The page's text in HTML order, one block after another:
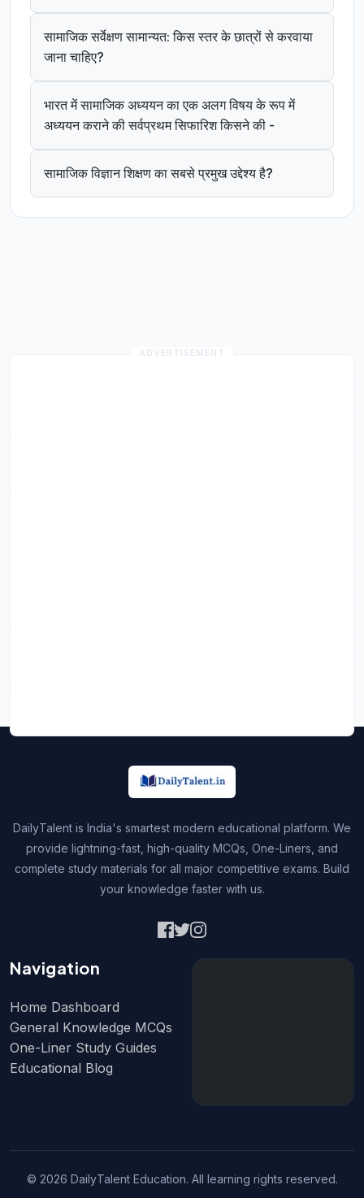
सामाजिक सर्वेक्षण सामान्यत: किस स्तर के छात्रों से करवाया
जाना चाहिए?
भारत में सामाजिक अध्ययन का एक अलग विषय के रूप में
अध्ययन कराने की सर्वप्रथम सिफारिश किसने की -
सामाजिक विज्ञान शिक्षण का सबसे प्रमुख उद्देश्य है?
DailyTalent is India's smartest modern educational platform. We
provide lightning-fast, high-quality MCQs, One-Liners, and
complete study materials for all major competitive exams. Build
your knowledge faster with us.
Navigation
Home Dashboard
General Knowledge MCQs
One-Liner Study Guides
Educational Blog
© 2026 DailyTalent Education. All learning rights reserved.